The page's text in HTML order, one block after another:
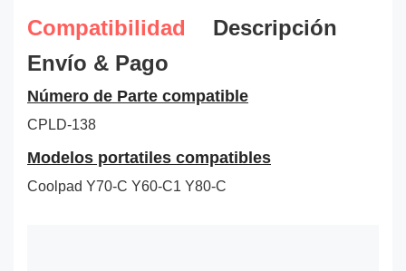
Compatibilidad
Descripción
Envío & Pago
Número de Parte compatible
CPLD-138
Modelos portatiles compatibles
Coolpad Y70-C Y60-C1 Y80-C